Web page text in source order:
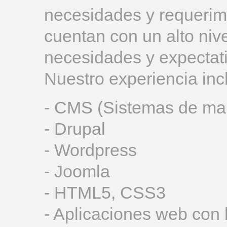
necesidades y
cuentan con un alto
necesidades y
Nuestro experiencia
- CMS (Sistemas de
- Drupal
- Wordpress
- Joomla
- HTML5, CSS3
- Aplicaciones web